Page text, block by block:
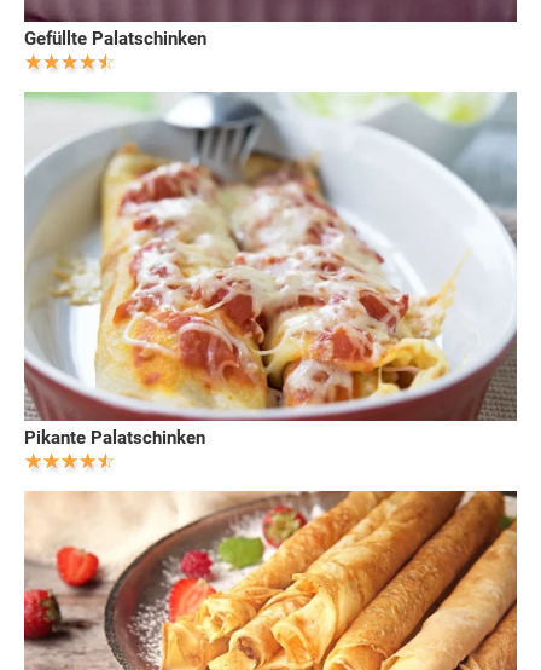
Gefüllte Palatschinken
Pikante Palatschinken